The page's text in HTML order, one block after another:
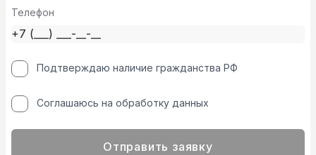
Телефон
Подтверждаю наличие гражданства РФ
Соглашаюсь на обработку данных
Отправить заявку